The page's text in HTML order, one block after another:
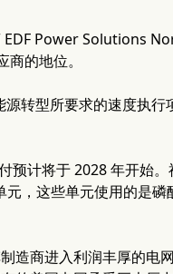
EDF Power Solutions
的地位。
转型所要求的速度执行
预计将于 2028 年开始
，这些单元使用的是磷
造商进入利润丰厚的电